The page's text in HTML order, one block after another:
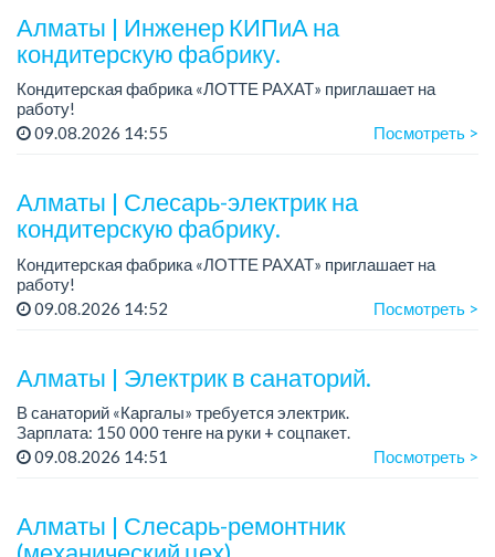
Алматы | Инженер КИПиА на
кондитерскую фабрику.
Кондитерская фабрика «ЛОТТЕ РАХАТ» приглашает на
работу!
Зарплата: от 287 000 до 405 000 тенге.
09.08.2026 14:55 Посмотреть >
Алматы | Слесарь-электрик на
кондитерскую фабрику.
Кондитерская фабрика «ЛОТТЕ РАХАТ» приглашает на
работу!
График работы: сменный.
09.08.2026 14:52 Посмотреть >
Алматы | Электрик в санаторий.
В санаторий «Каргалы» требуется электрик.
Зарплата: 150 000 тенге на руки + соцпакет.
График работы: 6/1, c 09.00 до 17.00; в субботу с 09.00 до
09.08.2026 14:51 Посмотреть >
Алматы | Слесарь-ремонтник